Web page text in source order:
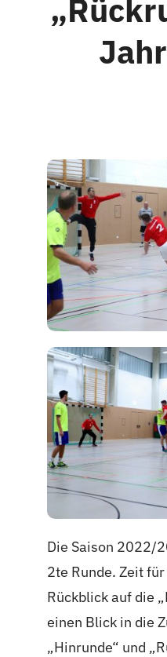
Die Saison 2022/
2te Runde. Zeit
Rückblick auf die
einen Blick in die
„Hinrunde“ und